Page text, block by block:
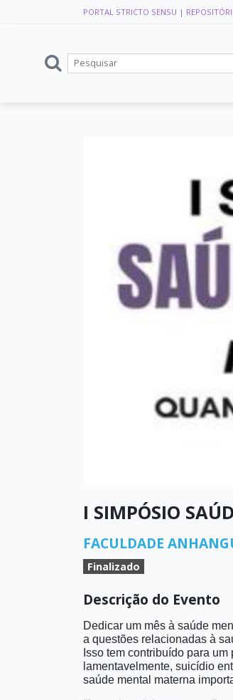
PORTAL STRICTO SENSU |
I SIMPÓSIO
FACULDADE
Finalizado
Descrição do Evento
Dedicar um mês à saúde
a questões relacionadas à
Isso tem contribuído para
lamentavelmente, suicídio
saúde mental materna